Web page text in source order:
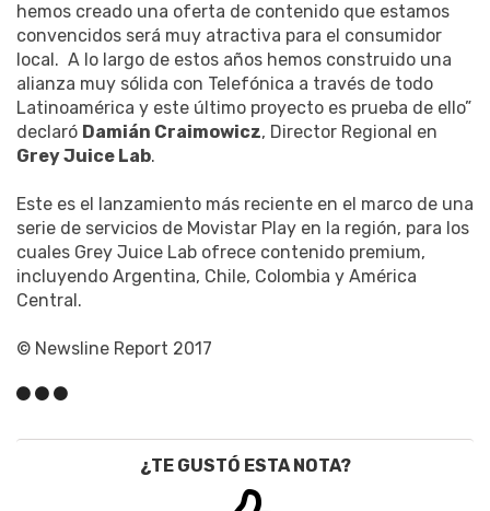
hemos creado una oferta de contenido que estamos
convencidos será muy atractiva para el consumidor
local. A lo largo de estos años hemos construido una
alianza muy sólida con Telefónica a través de todo
Latinoamérica y este último proyecto es prueba de ello”
declaró Damián Craimowicz, Director Regional en
Grey Juice Lab.
Este es el lanzamiento más reciente en el marco de una
serie de servicios de Movistar Play en la región, para los
cuales Grey Juice Lab ofrece contenido premium,
incluyendo Argentina, Chile, Colombia y América
Central.
© Newsline Report 2017
¿TE GUSTÓ ESTA NOTA?